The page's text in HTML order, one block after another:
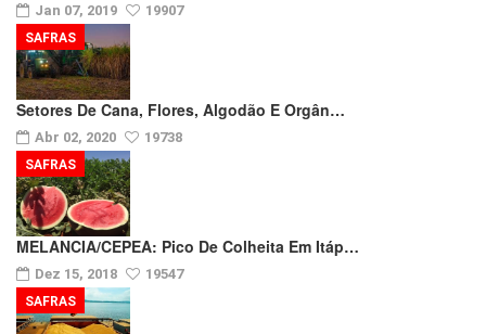
Jan 07, 2019 19907
Setores De Cana, Flores, Algodão E Orgân…
Abr 02, 2020 19738
SAFRAS
MELANCIA/CEPEA: Pico De Colheita Em Itáp…
Dez 15, 2018 19547
SAFRAS
SAFRAS